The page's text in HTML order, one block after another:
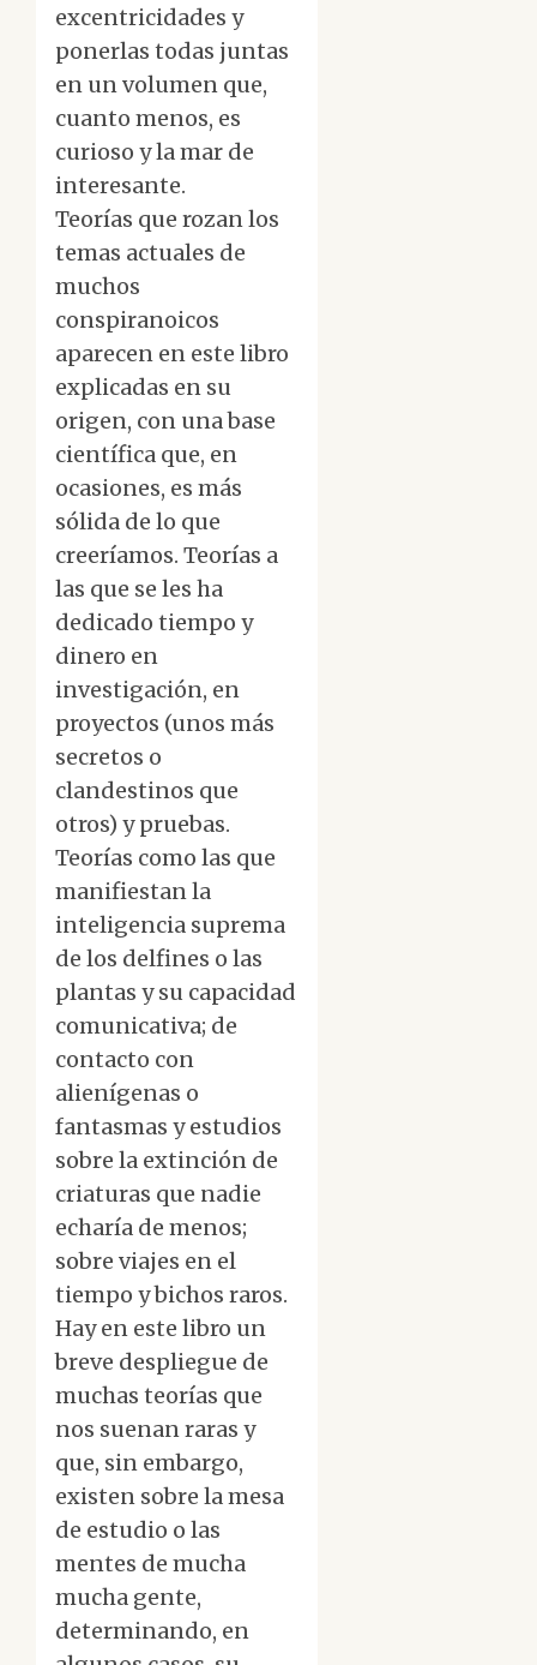
excentricidades y
ponerlas todas juntas
en un volumen que,
cuanto menos, es
curioso y la mar de
interesante.
Teorías que rozan los
temas actuales de
muchos
conspiranoicos
aparecen en este libro
explicadas en su
origen, con una base
científica que, en
ocasiones, es más
sólida de lo que
creeríamos. Teorías a
las que se les ha
dedicado tiempo y
dinero en
investigación, en
proyectos (unos más
secretos o
clandestinos que
otros) y pruebas.
Teorías como las que
manifiestan la
inteligencia suprema
de los delfines o las
plantas y su capacidad
comunicativa; de
contacto con
alienígenas o
fantasmas y estudios
sobre la extinción de
criaturas que nadie
echaría de menos;
sobre viajes en el
tiempo y bichos raros.
Hay en este libro un
breve despliegue de
muchas teorías que
nos suenan raras y
que, sin embargo,
existen sobre la mesa
de estudio o las
mentes de mucha
mucha gente,
determinando, en